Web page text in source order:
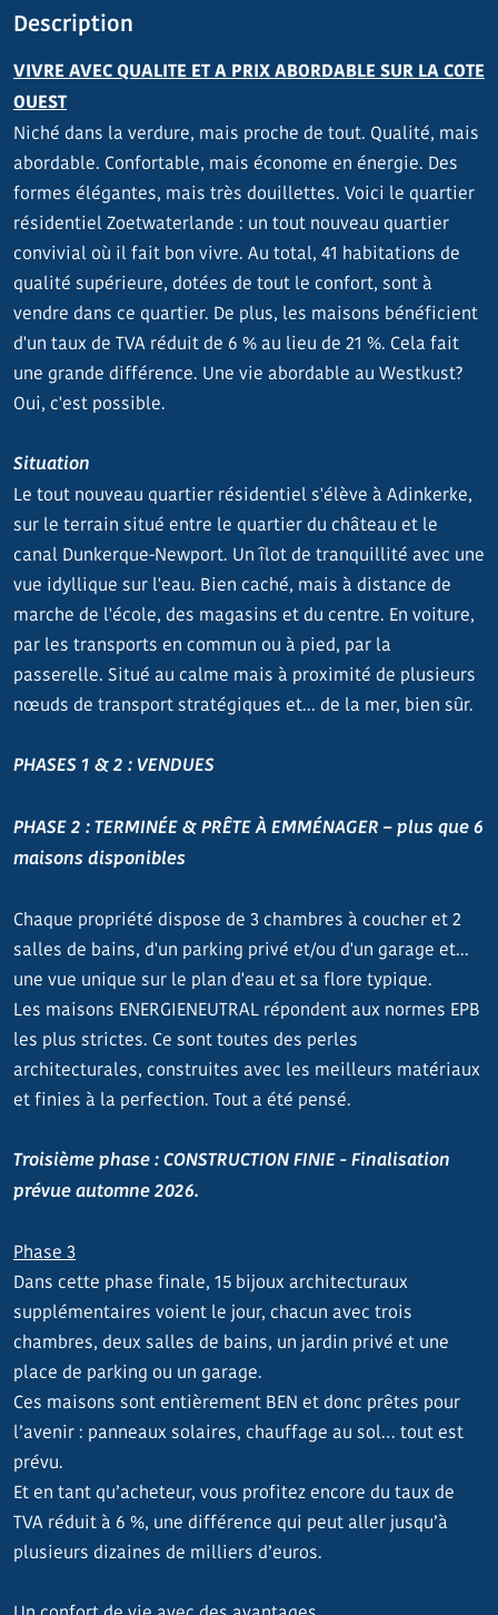
Description
VIVRE AVEC QUALITE ET A PRIX ABORDABLE SUR LA COTE
OUEST
Niché dans la verdure, mais proche de tout. Qualité, mais
abordable. Confortable, mais économe en énergie. Des
formes élégantes, mais très douillettes. Voici le quartier
résidentiel Zoetwaterlande : un tout nouveau quartier
convivial où il fait bon vivre. Au total, 41 habitations de
qualité supérieure, dotées de tout le confort, sont à
vendre dans ce quartier. De plus, les maisons bénéficient
d'un taux de TVA réduit de 6 % au lieu de 21 %. Cela fait
une grande différence. Une vie abordable au Westkust?
Oui, c'est possible.
Situation
Le tout nouveau quartier résidentiel s'élève à Adinkerke,
sur le terrain situé entre le quartier du château et le
canal Dunkerque-Newport. Un îlot de tranquillité avec une
vue idyllique sur l'eau. Bien caché, mais à distance de
marche de l'école, des magasins et du centre. En voiture,
par les transports en commun ou à pied, par la
passerelle. Situé au calme mais à proximité de plusieurs
nœuds de transport stratégiques et... de la mer, bien sûr.
PHASES 1 & 2 : VENDUES
PHASE 2 : TERMINÉE & PRÊTE À EMMÉNAGER – plus que 6
maisons disponibles
Chaque propriété dispose de 3 chambres à coucher et 2
salles de bains, d'un parking privé et/ou d'un garage et...
une vue unique sur le plan d'eau et sa flore typique.
Les maisons ENERGIENEUTRAL répondent aux normes EPB
les plus strictes. Ce sont toutes des perles
architecturales, construites avec les meilleurs matériaux
et finies à la perfection. Tout a été pensé.
Troisième phase : CONSTRUCTION FINIE - Finalisation
prévue automne 2026.
Phase 3
Dans cette phase finale, 15 bijoux architecturaux
supplémentaires voient le jour, chacun avec trois
chambres, deux salles de bains, un jardin privé et une
place de parking ou un garage.
Ces maisons sont entièrement BEN et donc prêtes pour
l’avenir : panneaux solaires, chauffage au sol… tout est
prévu.
Et en tant qu’acheteur, vous profitez encore du taux de
TVA réduit à 6 %, une différence qui peut aller jusqu’à
plusieurs dizaines de milliers d’euros.